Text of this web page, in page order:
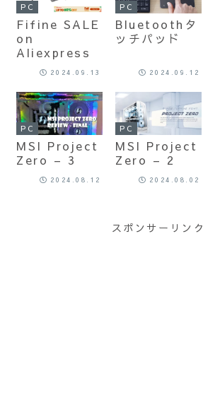
PC
Fifine SALE
on
Aliexpress
2024.09.13
PC
Bluetoothタ
ッチパッド
2024.09.12
PC
MSI Project
Zero – 3
2024.08.12
PC
MSI Project
Zero – 2
2024.08.02
スポンサーリンク